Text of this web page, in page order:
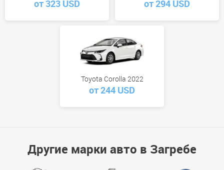
от 323 USD от 294 USD
Toyota Corolla 2022
от 244 USD
Другие марки авто в Загребе